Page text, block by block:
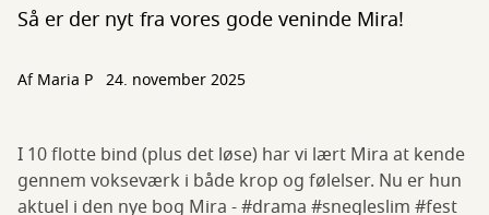
Så er der nyt fra vores gode veninde Mira!
AfMaria P 24. november 2025
I 10 flotte bind (plus det løse) har vi lært Mira at kende
gennem vokseværk i både krop og følelser. Nu er hun
aktuel i den nye bog Mira - #drama #snegleslim #fest